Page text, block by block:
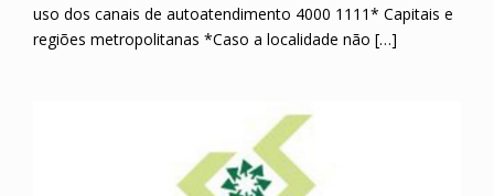
uso dos canais de autoatendimento 4000 1111* Capitais e
regiões metropolitanas *Caso a localidade não […]